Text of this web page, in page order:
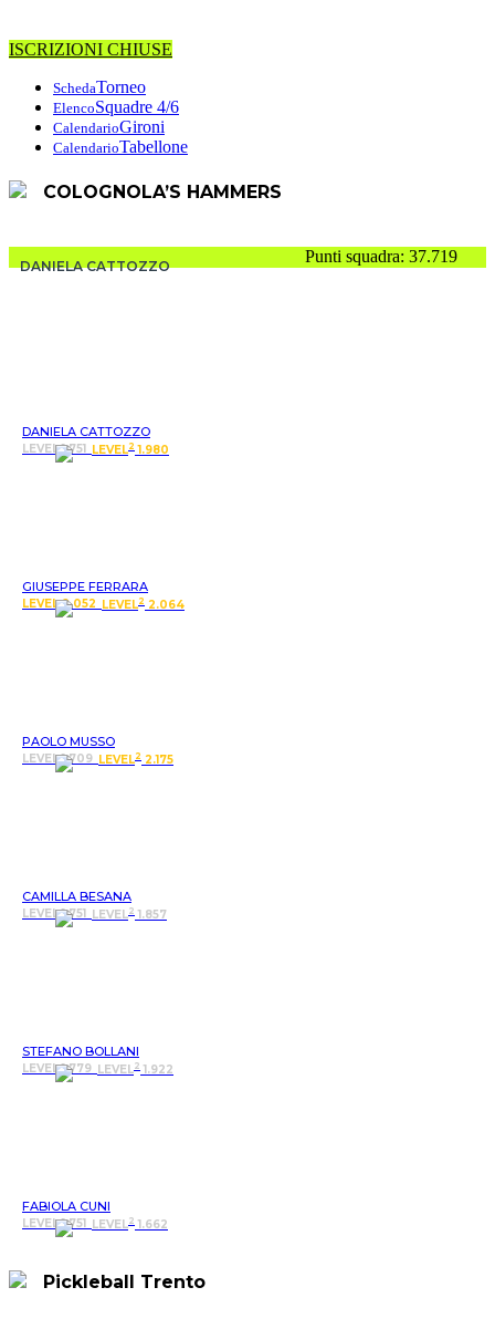
ISCRIZIONI CHIUSE
SchedaTorneo
ElencoSquadre 4/6
CalendarioGironi
CalendarioTabellone
COLOGNOLA’S HAMMERS
DANIELA CATTOZZO
Punti squadra: 37.719
DANIELA CATTOZZO
LEVEL 1.751 LEVEL2 1.980
GIUSEPPE FERRARA
LEVEL 2.052 LEVEL2 2.064
PAOLO MUSSO
LEVEL 1.709 LEVEL2 2.175
CAMILLA BESANA
LEVEL 1.751 LEVEL2 1.857
STEFANO BOLLANI
LEVEL 1.779 LEVEL2 1.922
FABIOLA CUNI
LEVEL 1.751 LEVEL2 1.662
Pickleball Trento